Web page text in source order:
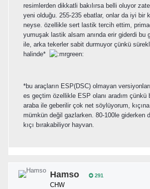
resimlerden dikkatli bakılırsa belli oluyor
yeni olduğu. 255-235 ebatlar, onlar da iyi bir
neyse. özellikle sert lastik tercih ettim,
yumuşak lastik alsam anında erir giderdi bu
ile, arka tekerler sabit durmuyor çünkü
halinde*
*bu araçların ESP(DSC) olmayan
es geçtim özellikle ESP olanı aradım çünkü
araba ile geberilir çok net söylüyorum,
mümkün değil gazlarken. 80-100le giderken
kıçı bırakabiliyor hayvan.
Hamso 291
CHW